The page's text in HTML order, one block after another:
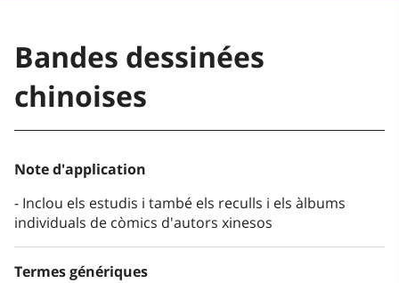
Bandes dessinées
chinoises
Note d'application
Inclou els estudis i també els reculls i els àlbums
individuals de còmics d'autors xinesos
Termes génériques